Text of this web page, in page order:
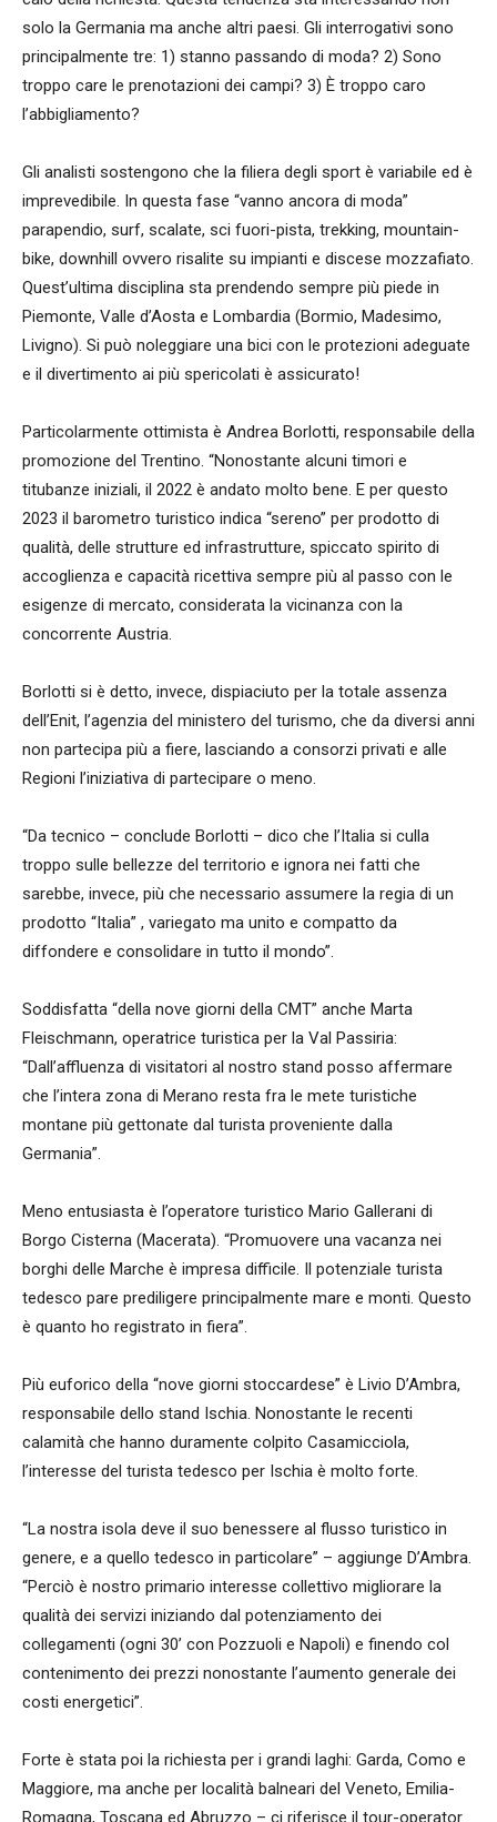
solo la Germania ma anche altri paesi. Gli interrogativi sono
principalmente tre: 1) stanno passando di moda? 2) Sono
troppo care le prenotazioni dei campi? 3) È troppo caro
l’abbigliamento?
Gli analisti sostengono che la filiera degli sport è variabile ed è
imprevedibile. In questa fase “vanno ancora di moda”
parapendio, surf, scalate, sci fuori-pista, trekking, mountain-
bike, downhill ovvero risalite su impianti e discese mozzafiato.
Quest’ultima disciplina sta prendendo sempre più piede in
Piemonte, Valle d’Aosta e Lombardia (Bormio, Madesimo,
Livigno). Si può noleggiare una bici con le protezioni adeguate
e il divertimento ai più spericolati è assicurato!
Particolarmente ottimista è Andrea Borlotti, responsabile della
promozione del Trentino. “Nonostante alcuni timori e
titubanze iniziali, il 2022 è andato molto bene. E per questo
2023 il barometro turistico indica “sereno” per prodotto di
qualità, delle strutture ed infrastrutture, spiccato spirito di
accoglienza e capacità ricettiva sempre più al passo con le
esigenze di mercato, considerata la vicinanza con la
concorrente Austria.
Borlotti si è detto, invece, dispiaciuto per la totale assenza
dell’Enit, l’agenzia del ministero del turismo, che da diversi anni
non partecipa più a fiere, lasciando a consorzi privati e alle
Regioni l’iniziativa di partecipare o meno.
“Da tecnico – conclude Borlotti – dico che l’Italia si culla
troppo sulle bellezze del territorio e ignora nei fatti che
sarebbe, invece, più che necessario assumere la regia di un
prodotto “Italia” , variegato ma unito e compatto da
diffondere e consolidare in tutto il mondo”.
Soddisfatta “della nove giorni della CMT” anche Marta
Fleischmann, operatrice turistica per la Val Passiria:
“Dall’affluenza di visitatori al nostro stand posso affermare
che l’intera zona di Merano resta fra le mete turistiche
montane più gettonate dal turista proveniente dalla
Germania”.
Meno entusiasta è l’operatore turistico Mario Gallerani di
Borgo Cisterna (Macerata). “Promuovere una vacanza nei
borghi delle Marche è impresa difficile. Il potenziale turista
tedesco pare prediligere principalmente mare e monti. Questo
è quanto ho registrato in fiera”.
Più euforico della “nove giorni stoccardese” è Livio D’Ambra,
responsabile dello stand Ischia. Nonostante le recenti
calamità che hanno duramente colpito Casamicciola,
l’interesse del turista tedesco per Ischia è molto forte.
“La nostra isola deve il suo benessere al flusso turistico in
genere, e a quello tedesco in particolare” – aggiunge D’Ambra.
“Perciò è nostro primario interesse collettivo migliorare la
qualità dei servizi iniziando dal potenziamento dei
collegamenti (ogni 30’ con Pozzuoli e Napoli) e finendo col
contenimento dei prezzi nonostante l’aumento generale dei
costi energetici”.
Forte è stata poi la richiesta per i grandi laghi: Garda, Como e
Maggiore, ma anche per località balneari del Veneto, Emilia-
Romagna, Toscana ed Abruzzo – ci riferisce il tour-operator